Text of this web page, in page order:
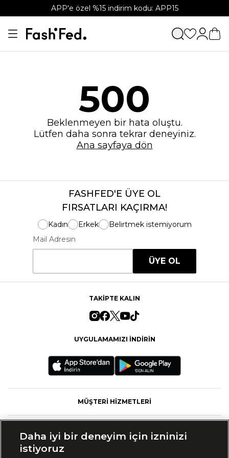
APP'e özel %15 indirim kodu: APP15
500
Beklenmeyen bir hata oluştu.
Lütfen daha sonra tekrar deneyiniz.
Ana sayfaya dön
FASHFED'E ÜYE OL
FIRSATLARI KAÇIRMA!
Kadın Erkek
Belirtmek istemiyorum
Mail Adresin
ÜYE OL
TAKİPTE KALIN
UYGULAMAMIZI İNDİRİN
MÜŞTERİ HİZMETLERİ
Daha iyi bir deneyim için izninizi
istiyoruz